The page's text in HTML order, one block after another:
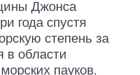
Джонса
года спустя
степень за
в области
пауков.